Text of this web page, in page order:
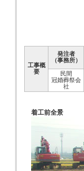
工事概
要
発注者
（事務所）
民間
冠婚葬祭会
社
着工前全景